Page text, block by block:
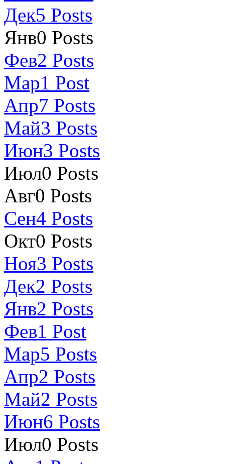
Дек5 Posts
Янв0 Posts
Фев2 Posts
Мар1 Post
Апр7 Posts
Май3 Posts
Июн3 Posts
Июл0 Posts
Авг0 Posts
Сен4 Posts
Окт0 Posts
Ноя3 Posts
Дек2 Posts
Янв2 Posts
Фев1 Post
Мар5 Posts
Апр2 Posts
Май2 Posts
Июн6 Posts
Июл0 Posts